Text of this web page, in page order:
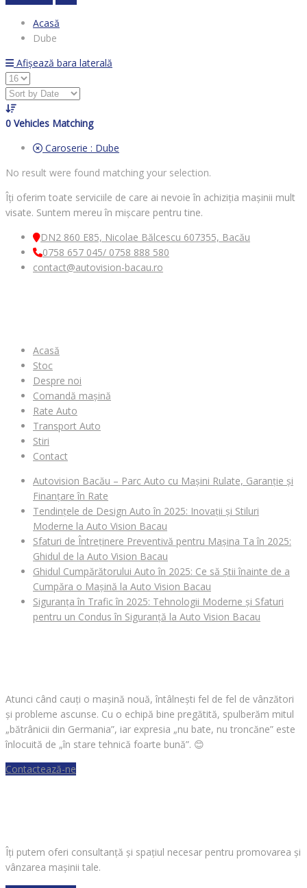
Acasă
Dube
Afișează bara laterală
0 Vehicles Matching
Caroserie : Dube
No result were found matching your selection.
Îți oferim toate serviciile de care ai nevoie în achiziția mașinii mult
visate. Suntem mereu în mișcare pentru tine.
DN2 860 E85, Nicolae Bălcescu 607355, Bacău
0758 657 045/ 0758 888 580
contact@autovision-bacau.ro
Acasă
Stoc
Despre noi
Comandă mașină
Rate Auto
Transport Auto
Stiri
Contact
Autovision Bacău – Parc Auto cu Mașini Rulate, Garanție și
Finanțare în Rate
Tendințele de Design Auto în 2025: Inovații și Stiluri
Moderne la Auto Vision Bacau
Sfaturi de Întreținere Preventivă pentru Mașina Ta în 2025:
Ghidul de la Auto Vision Bacau
Ghidul Cumpărătorului Auto în 2025: Ce să Știi înainte de a
Cumpăra o Mașină la Auto Vision Bacau
Siguranța în Trafic în 2025: Tehnologii Moderne și Sfaturi
pentru un Condus în Siguranță la Auto Vision Bacau
Atunci când cauți o mașină nouă, întâlnești fel de fel de vânzători
și probleme ascunse. Cu o echipă bine pregătită, spulberăm mitul
„bătrânicii din Germania”, iar expresia „nu bate, nu troncăne” este
înlocuită de „în stare tehnică foarte bună”. 😊
Contactează-ne
Îți putem oferi consultanță și spațiul necesar pentru promovarea și
vânzarea mașinii tale.